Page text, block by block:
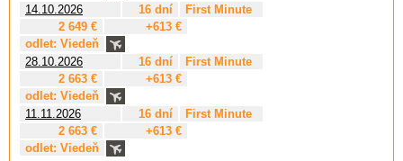
14.10.2026
16 dní
First Minute
2 649 €
+613 €
odlet: Viedeň
28.10.2026
16 dní
First Minute
2 663 €
+613 €
odlet: Viedeň
11.11.2026
16 dní
First Minute
2 663 €
+613 €
odlet: Viedeň